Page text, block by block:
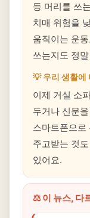
등 머리를 쓰
치매 위험을
움직이는 운
쓰는지도 정
💡 우리 생활에
이제 거실 소
두거나 신문
스마트폰으로
주고받는 것
있어요.
⚖️ 이 뉴스, 다